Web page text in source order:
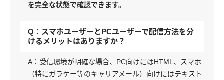
を完全な状態で確認できます。
Q：スマホユーザーとPCユーザーで配信方法を分
けるメリットはありますか？
A：受信環境が明確な場合、PC向けにはHTML、スマホ
（特にガラケー等のキャリアメール）向けにはテキスト